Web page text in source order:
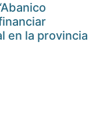
en la provincia